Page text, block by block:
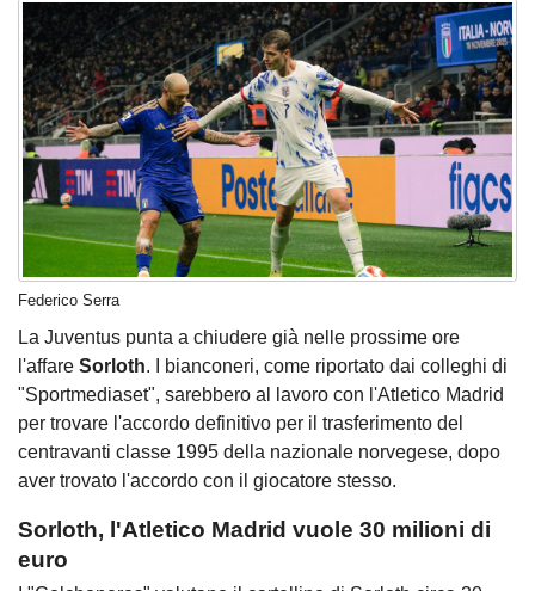
Federico Serra
La Juventus punta a chiudere già nelle prossime ore
l'affare Sorloth. I bianconeri, come riportato dai colleghi di
"Sportmediaset", sarebbero al lavoro con l'Atletico Madrid
per trovare l'accordo definitivo per il trasferimento del
centravanti classe 1995 della nazionale norvegese, dopo
aver trovato l'accordo con il giocatore stesso.
Sorloth, l'Atletico Madrid vuole 30 milioni di
euro